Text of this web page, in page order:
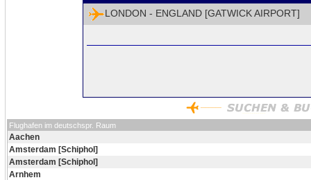
LONDON - ENGLAND [GATWICK AIRPORT]
Flughafen im deutschspr. Raum
Aachen
Amsterdam [Schiphol]
Amsterdam [Schiphol]
Arnhem